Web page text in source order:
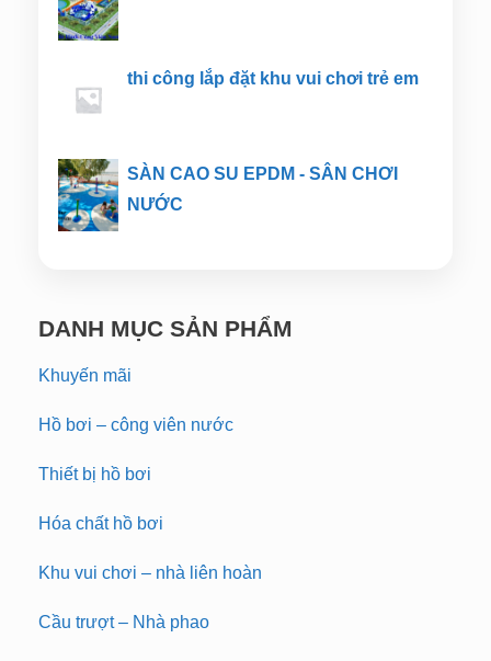
thi công lắp đặt khu vui chơi trẻ em
SÀN CAO SU EPDM - SÂN CHƠI
NƯỚC
DANH MỤC SẢN PHẨM
Khuyến mãi
Hồ bơi – công viên nước
Thiết bị hồ bơi
Hóa chất hồ bơi
Khu vui chơi – nhà liên hoàn
Cầu trượt – Nhà phao